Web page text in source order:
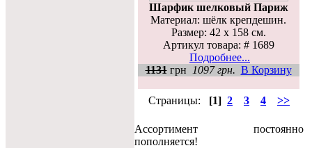
Шарфик шелковый Париж
Материал: шёлк крепдешин.
Размер: 42 х 158 см.
Артикул товара: # 1689
Подробнее...
1131грн 1097 грн. В Корзину
Страницы: [1] 2 3 4 >>
Ассортимент постоянно
пополняется!